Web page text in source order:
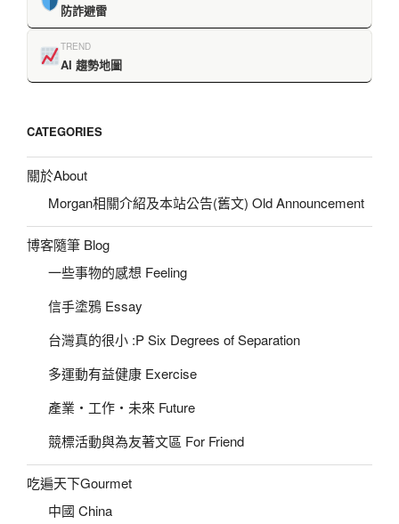
防詐避雷
TREND
AI 趨勢地圖
CATEGORIES
關於About
Morgan相關介紹及本站公告(舊文) Old Announcement
博客隨筆 Blog
一些事物的感想 Feeling
信手塗鴉 Essay
台灣真的很小 :P Six Degrees of Separation
多運動有益健康 Exercise
產業‧工作‧未來 Future
競標活動與為友著文區 For Friend
吃遍天下Gourmet
中國 China